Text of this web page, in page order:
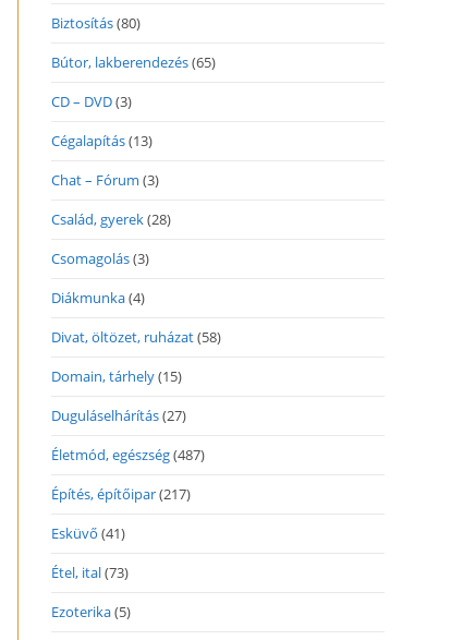
Biztosítás(80)
Bútor, lakberendezés(65)
CD – DVD(3)
Cégalapítás(13)
Chat – Fórum (3)
Család, gyerek(28)
Csomagolás(3)
Diákmunka(4)
Divat, öltözet, ruházat(58)
Domain, tárhely(15)
Duguláselhárítás(27)
Életmód, egészség(487)
Építés, építőipar(217)
Esküvő (41)
Étel, ital(73)
Ezoterika(5)